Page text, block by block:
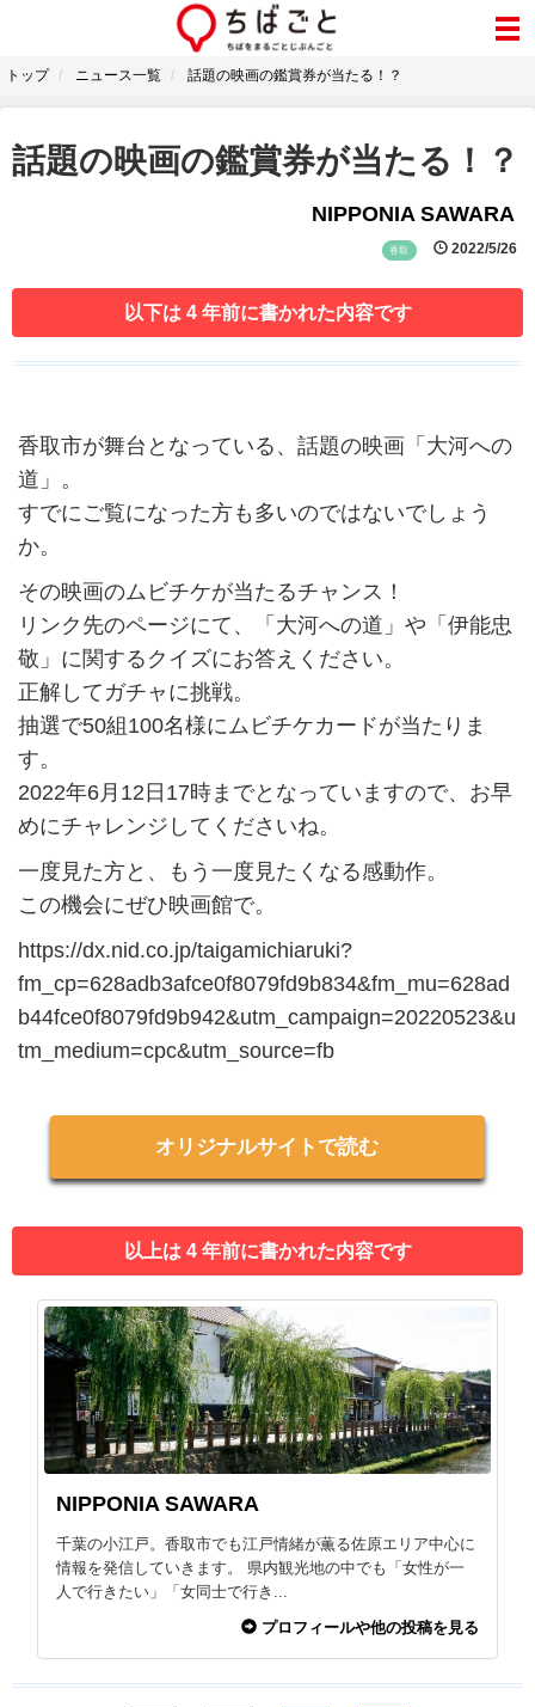
トップ ニュース一覧 話題の映画の鑑賞券が当たる！？
話題の映画の鑑賞券が当たる！？
NIPPONIA SAWARA
香取 2022/5/26
以下は 4 年前に書かれた内容です
香取市が舞台となっている、話題の映画「大河への
道」。
すでにご覧になった方も多いのではないでしょう
か。
その映画のムビチケが当たるチャンス！
リンク先のページにて、「大河への道」や「伊能忠
敬」に関するクイズにお答えください。
正解してガチャに挑戦。
抽選で50組100名様にムビチケカードが当たりま
す。
2022年6月12日17時までとなっていますので、お早
めにチャレンジしてくださいね。
一度見た方と、もう一度見たくなる感動作。
この機会にぜひ映画館で。
https://dx.nid.co.jp/taigamichiaruki?
fm_cp=628adb3afce0f8079fd9b834&fm_mu=628ad
b44fce0f8079fd9b942&utm_campaign=20220523&u
tm_medium=cpc&utm_source=fb
オリジナルサイトで読む
以上は 4 年前に書かれた内容です
NIPPONIA SAWARA
千葉の小江戸。香取市でも江戸情緒が薫る佐原エリア中心に
情報を発信していきます。 県内観光地の中でも「女性が一
人で行きたい」「女同士で行き...
プロフィールや他の投稿を見る